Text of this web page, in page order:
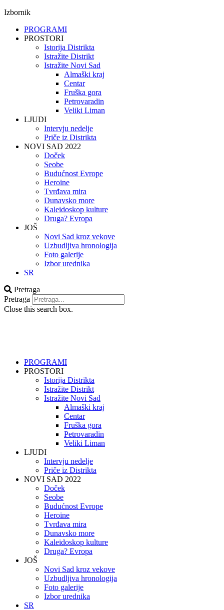
Izbornik
PROGRAMI
PROSTORI
Istorija Distrikta
Istražite Distrikt
Istražite Novi Sad
Almaški kraj
Centar
Fruška gora
Petrovaradin
Veliki Liman
LJUDI
Intervju nedelje
Priče iz Distrikta
NOVI SAD 2022
Doček
Seobe
Budućnost Evrope
Heroine
Tvrđava mira
Dunavsko more
Kaleidoskop kulture
Druga? Evropa
JOŠ
Novi Sad kroz vekove
Uzbudljiva hronologija
Foto galerije
Izbor urednika
SR
Pretraga
Pretraga
Close this search box.
PROGRAMI
PROSTORI
Istorija Distrikta
Istražite Distrikt
Istražite Novi Sad
Almaški kraj
Centar
Fruška gora
Petrovaradin
Veliki Liman
LJUDI
Intervju nedelje
Priče iz Distrikta
NOVI SAD 2022
Doček
Seobe
Budućnost Evrope
Heroine
Tvrđava mira
Dunavsko more
Kaleidoskop kulture
Druga? Evropa
JOŠ
Novi Sad kroz vekove
Uzbudljiva hronologija
Foto galerije
Izbor urednika
SR